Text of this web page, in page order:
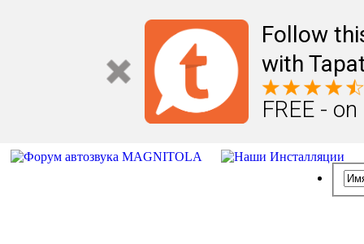
Follow
with
FREE -